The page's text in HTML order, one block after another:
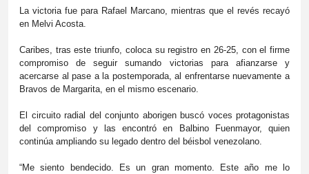
La victoria fue para Rafael Marcano, mientras que el revés recayó
en Melvi Acosta.
Caribes, tras este triunfo, coloca su registro en 26-25, con el firme
compromiso de seguir sumando victorias para afianzarse y
acercarse al pase a la postemporada, al enfrentarse nuevamente a
Bravos de Margarita, en el mismo escenario.
El circuito radial del conjunto aborigen buscó voces protagonistas
del compromiso y las encontró en Balbino Fuenmayor, quien
continúa ampliando su legado dentro del béisbol venezolano.
“Me siento bendecido. Es un gran momento. Este año me lo